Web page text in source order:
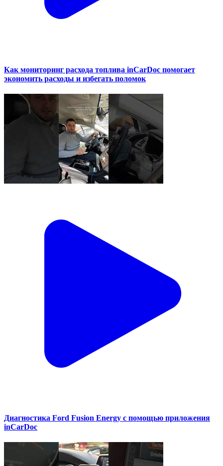
Как мониторинг расхода топлива inCarDoc помогает
экономить расходы и избегать поломок
Диагностика Ford Fusion Energy с помощью приложения
inCarDoc